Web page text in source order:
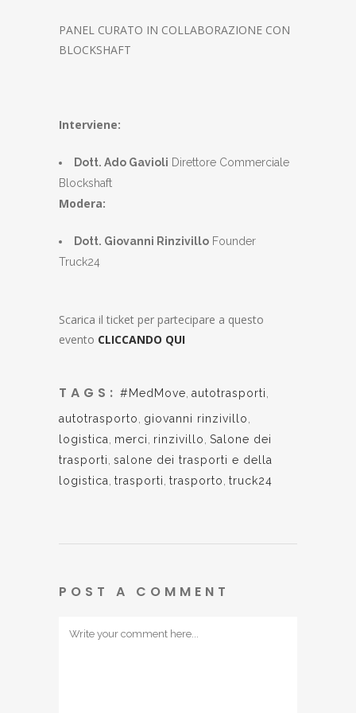
PANEL CURATO IN COLLABORAZIONE CON
BLOCKSHAFT
Interviene:
Dott. Ado Gavioli Direttore Commerciale
Blockshaft
Modera:
Dott. Giovanni Rinzivillo Founder
Truck24
Scarica il ticket per partecipare a questo
evento CLICCANDO QUI
TAGS: #MedMove autotrasporti
autotrasporto
giovanni rinzivillo
logistica
merci rinzivillo Salone dei
trasporti salone dei trasporti e della
logistica trasporti trasporto truck24
POST A COMMENT